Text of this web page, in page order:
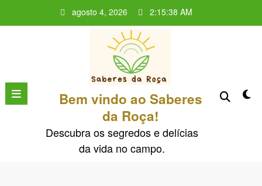
o
agosto 4, 2026 2:15:39 AM
Bem vindo ao Saberes
da Roça!
Descubra os segredos e delícias
da vida no campo.